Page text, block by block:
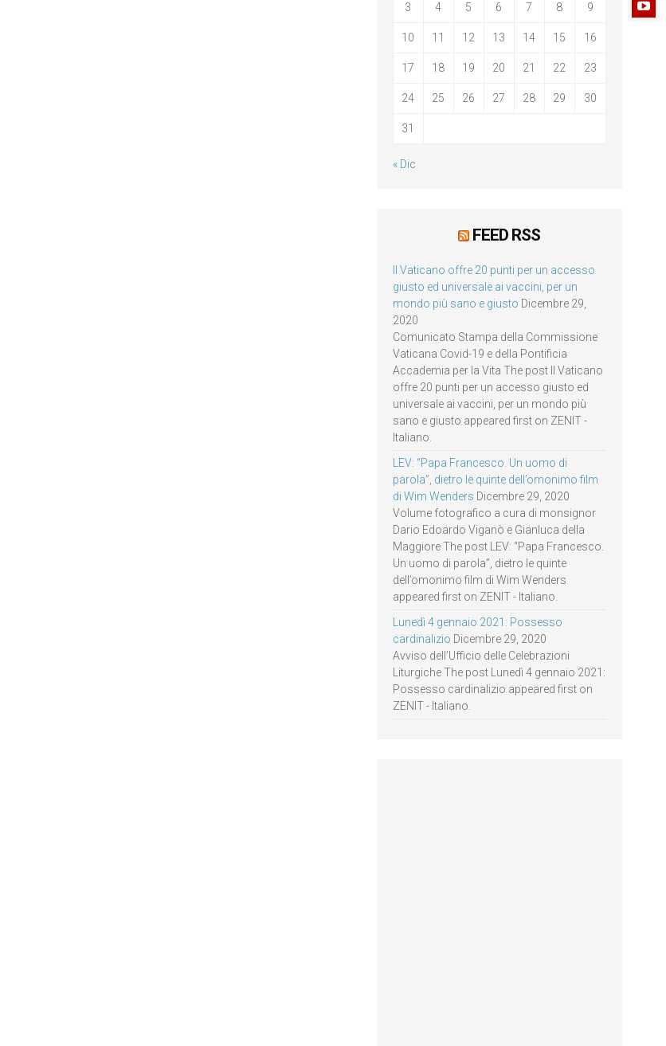
3 4 5 6 7 8 9
10 11 12 13 14 15 16
17 18 19 20 21 22 23
24 25 26 27 28 29 30
31
« Dic
FEED RSS
Il Vaticano offre 20 punti per un accesso
giusto ed universale ai vaccini, per un
mondo più sano e giusto Dicembre 29,
2020
Comunicato Stampa della Commissione
Vaticana Covid-19 e della Pontificia
Accademia per la Vita The post Il Vaticano
offre 20 punti per un accesso giusto ed
universale ai vaccini, per un mondo più
sano e giusto appeared first on ZENIT -
Italiano.
LEV: “Papa Francesco. Un uomo di
parola”, dietro le quinte dell’omonimo film
di Wim Wenders Dicembre 29, 2020
Volume fotografico a cura di monsignor
Dario Edoardo Viganò e Gianluca della
Maggiore The post LEV: “Papa Francesco.
Un uomo di parola”, dietro le quinte
dell’omonimo film di Wim Wenders
appeared first on ZENIT - Italiano.
Lunedì 4 gennaio 2021: Possesso
cardinalizio Dicembre 29, 2020
Avviso dell’Ufficio delle Celebrazioni
Liturgiche The post Lunedì 4 gennaio 2021:
Possesso cardinalizio appeared first on
ZENIT - Italiano.